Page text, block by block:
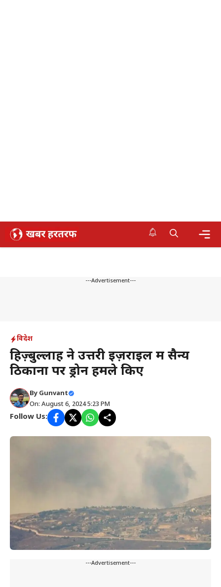
Skip
---Advertisement---
विदेश
हिज़्बुल्लाह ने उत्तरी इज़राइल में सैन्य
ठिकानों पर ड्रोन हमले किए
By Gunvant
On: August 6, 2024 5:23 PM
Follow Us:
---Advertisement---